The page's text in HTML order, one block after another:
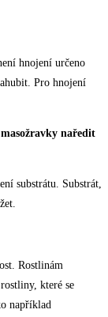
hnojení určeno
Pro hnojení
naředit
substrátu. Substrát,
Rostlinám
které se
například